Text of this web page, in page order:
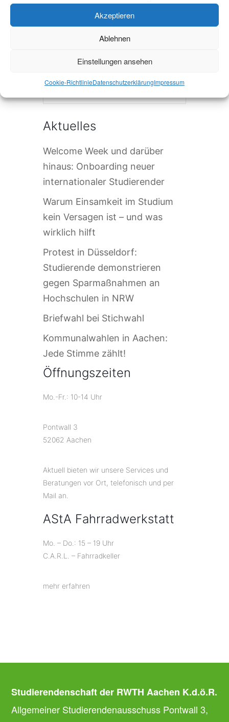
Akzeptieren
Ablehnen
Einstellungen ansehen
Cookie-RichtlinieDatenschutzerklärungImpressum
Die Veranstaltung ist beendet.
Aktuelles
Welcome Week und darüber
hinaus: Onboarding neuer
internationaler Studierender
Warum Einsamkeit im Studium
kein Versagen ist – und was
wirklich hilft
Protest in Düsseldorf:
Studierende demonstrieren
gegen Sparmaßnahmen an
Hochschulen in NRW
Briefwahl bei Stichwahl
Kommunalwahlen in Aachen:
Jede Stimme zählt!
Öffnungszeiten
Mo.-Fr.: 10-14 Uhr
Pontwall 3
52062 Aachen
Aktuell bieten wir unsere Services und
Beratungen vor Ort, telefonisch und per
Mail an.
AStA Fahrradwerkstatt
Mo. – Do.: 15 – 19 Uhr
C.A.R.L. – Fahrradkeller
mehr erfahren
Studierendenschaft der RWTH Aachen K.d.ö.R.
Allgemeiner Studierendenausschuss Pontwall 3,